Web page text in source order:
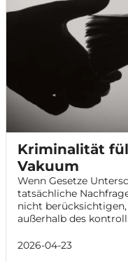
Kriminalität
Vakuum
Wenn Gesetze
tatsächliche
nicht
außerhalb des
illegale Handel mit
2026-04-23